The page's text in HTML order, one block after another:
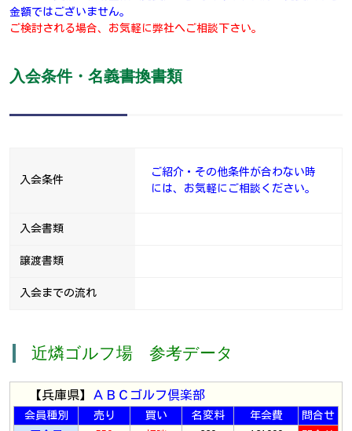
金額ではございません。
ご検討される場合、お気軽に弊社へご相談下さい。
入会条件・名義書換書類
入会条件
ご紹介・その他条件が合わない時
には、お気軽にご相談ください。
入会書類
譲渡書類
入会までの流れ
近燐ゴルフ場 参考データ
【兵庫県】 ＡＢＣゴルフ倶楽部
会員種別 売り 買い 名変料 年会費
問合せ